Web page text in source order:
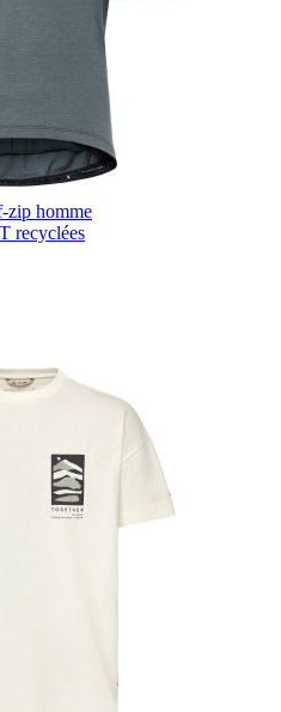
homme
recyclées